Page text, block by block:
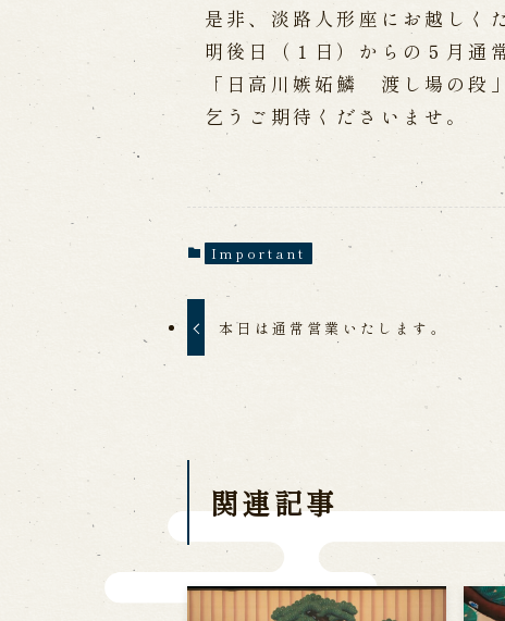
Touring show
Touring show
School Visit
海外旅行客向け特別公演「くにうみ」
History
Awaji Island and the Myth of
Nation
Awaji Ningyo Joruri's original
Awaji Ningyo Joruri (Puppet
Traditional Performing Arts
是非、淡路人形座にお越しく
明後日（１日）からの５月通
「日高川嫉妬鱗 渡し場の段
乞うご期待くださいませ。
Important
本日は通常営業いたします。
関連記事